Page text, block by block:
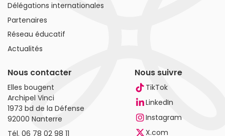
Délégations internationales
Partenaires
Réseau éducatif
Actualités
Nous contacter
Elles bougent
Archipel Vinci
1973 bd de la Défense
92000 Nanterre
Tél. 06 78 02 98 11
Nous suivre
TikTok
LinkedIn
Instagram
X.com